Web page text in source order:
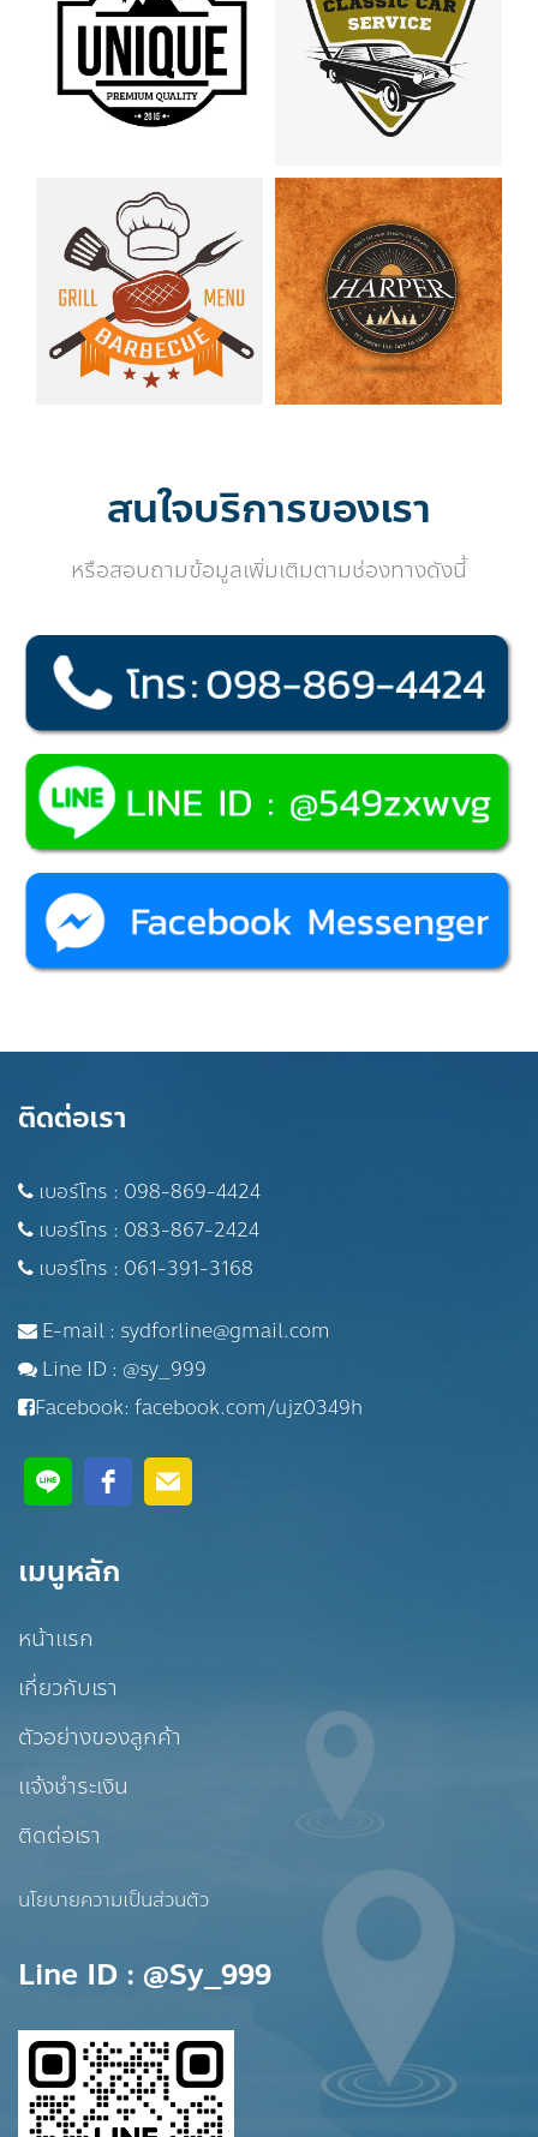
สนใจบริการของเรา
หรือสอบถามข้อมูลเพิ่มเติมตามช่องทางดังนี้
ติดต่อเรา
เบอร์โทร : 098-869-4424
เบอร์โทร : 083-867-2424
เบอร์โทร : 061-391-3168
E-mail : sydforline@gmail.com
Line ID : @sy_999
Facebook: facebook.com/ujz0349h
เมนูหลัก
หน้าแรก
เกี่ยวกับเรา
ตัวอย่างของลูกค้า
แจ้งชำระเงิน
ติดต่อเรา
นโยบายความเป็นส่วนตัว
Line ID : @sy_999